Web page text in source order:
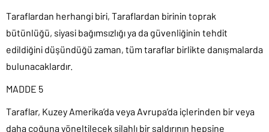
Taraflardan herhangi biri, Taraflardan birinin toprak
bütünlüğü, siyasi bağımsızlığı ya da güvenliğinin tehdit
edildiğini düşündüğü zaman, tüm taraflar birlikte danışmalarda
bulunacaklardır.
MADDE 5
Taraflar, Kuzey Amerika’da veya Avrupa’da içlerinden bir veya
daha çoğuna yöneltilecek silahlı bir saldırının hepsine